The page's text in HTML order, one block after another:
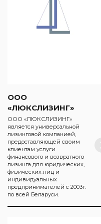
ООО
«ЛЮКСЛИЗИНГ»
ООО «ЛЮКСЛИЗИНГ»
является универсальной
лизинговой компанией,
предоставляющей своим
клиентам услуги
финансового и возвратного
лизинга для юридических,
физических лиц и
индивидуальных
предпринимателей с 2003г.
по всей Беларуси.